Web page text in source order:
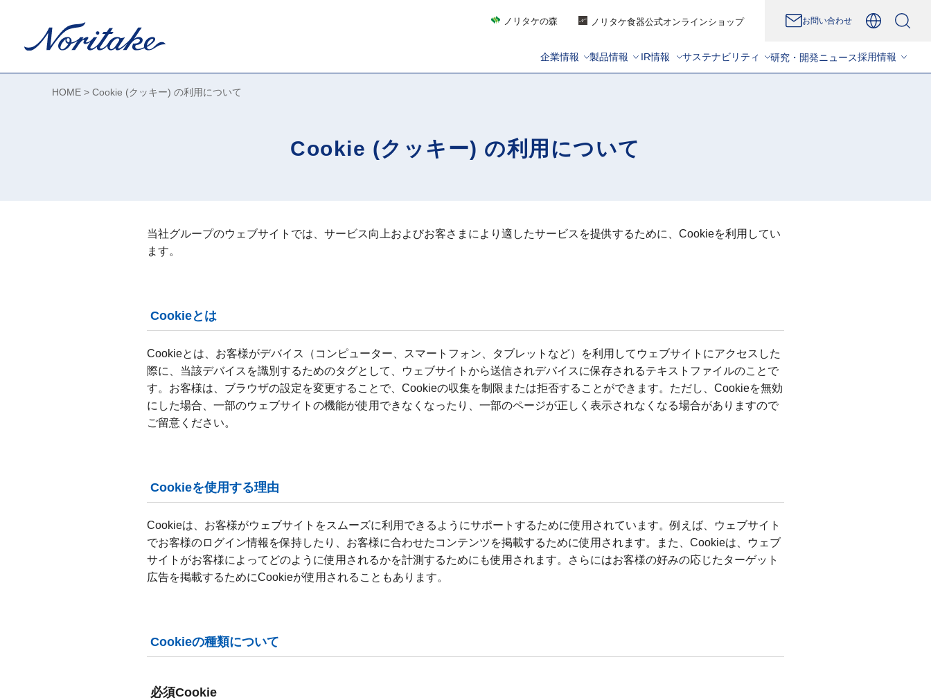
ノリタケの森 ノリタケ食器公式オンラインショップ お問い合わせ
企業情報 製品情報 IR情報 サステナビリティ 研究・開発ニュース採用情報
HOME Cookie (クッキー) の利用について
Cookie (クッキー) の利用について
当社グループのウェブサイトでは、サービス向上およびお客さまにより適したサービスを提供するために、Cookieを利用してい
ます。
Cookieとは
Cookieとは、お客様がデバイス（コンピューター、スマートフォン、タブレットなど）を利用してウェブサイトにアクセスした
際に、当該デバイスを識別するためのタグとして、ウェブサイトから送信されデバイスに保存されるテキストファイルのことで
す。お客様は、ブラウザの設定を変更することで、Cookieの収集を制限または拒否することができます。ただし、Cookieを無効
にした場合、一部のウェブサイトの機能が使用できなくなったり、一部のページが正しく表示されなくなる場合がありますので
ご留意ください。
Cookieを使用する理由
Cookieは、お客様がウェブサイトをスムーズに利用できるようにサポートするために使用されています。例えば、ウェブサイト
でお客様のログイン情報を保持したり、お客様に合わせたコンテンツを掲載するために使用されます。また、Cookieは、ウェブ
サイトがお客様によってどのように使用されるかを計測するためにも使用されます。さらにはお客様の好みの応じたターゲット
広告を掲載するためにCookieが使用されることもあります。
Cookieの種類について
必須Cookie